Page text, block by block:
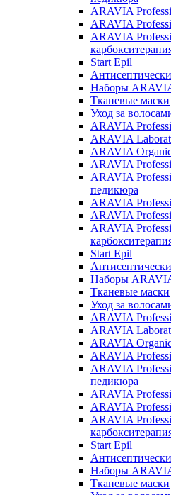
ARAVIA
ARAVIA
ARAVIA
Start Epil
Наборы
Тканевые маски
Уход за
ARAVIA
ARAVIA
ARAVIA
ARAVIA
ARAVIA
педикюра
ARAVIA
ARAVIA
ARAVIA
Start Epil
Наборы
Тканевые маски
Уход за
ARAVIA
ARAVIA
ARAVIA
ARAVIA
ARAVIA
педикюра
ARAVIA
ARAVIA
ARAVIA
Start Epil
Наборы
Тканевые маски